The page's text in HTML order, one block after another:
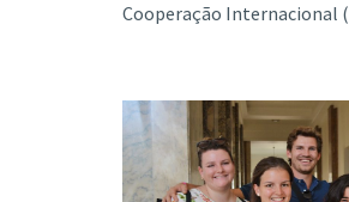
Cooperação Internacional